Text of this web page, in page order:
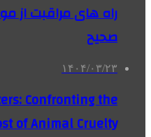
راه های مراقبت
صحیح
۱۴۰۴/۰۳/۲۳
Confronting the
of Animal Cruelty